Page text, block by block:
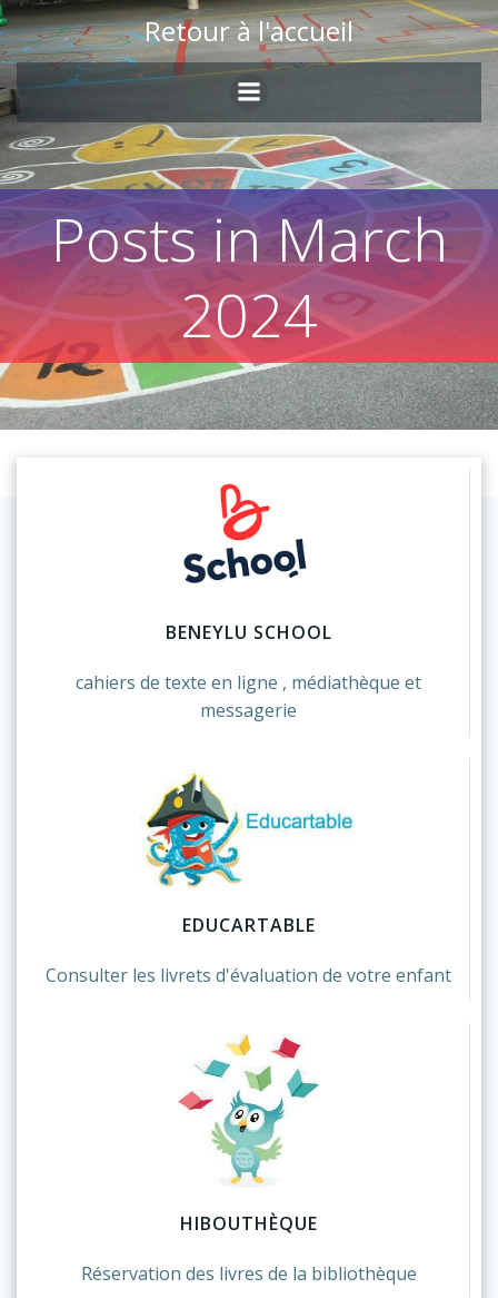
Skip
to
content
Retour à l'accueil
Posts in March
2024
BENEYLU SCHOOL
cahiers de texte en ligne , médiathèque et
messagerie
EDUCARTABLE
Consulter les livrets d'évaluation de votre enfant
HIBOUTHÈQUE
Réservation des livres de la bibliothèque